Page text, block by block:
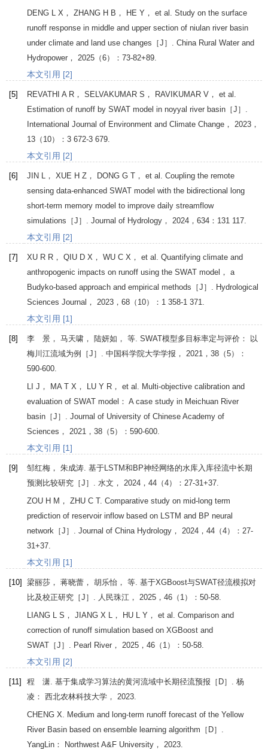
DENG
L X ， ZHANG H B ， HE Y ， et al. Study on the surface
runoff response in middle and upper section of niulan river basin
under climate and land use changes［J］. China Rural Water and
Hydropower ， 2025 （6）：73-82+89.
本文引用 [2]
[5] REVATHI A R ， SELVAKUMAR S ， RAVIKUMAR V ， et al.
Estimation of runoff by SWAT model in noyyal river basin［J］.
International Journal of Environment and Climate Change ， 2023 ，
13 （10）：3 672-3 679.
本文引用 [2]
[6] JIN ， XUE H Z ， DONG G T ， et al. Coupling the remote
sensing data-enhanced SWAT model with the bidirectional long
short-term memory model to improve daily streamflow
simulations［J］. Journal of Hydrology ， 2024 ， 634 ：131 117.
本文引用 [2]
[7] XU R R ， QIU D X ， WU C X ， et al. Quantifying climate and
anthropogenic impacts on runoff using the SWAT model， a
Budyko-based approach and empirical methods［J］.
Hydrological
Sciences Journal ， 2023 ， 68 （10）：1 358-1 371.
本文引用 [1]
[8]
李 景， 马天啸， 陆妍如， 等. SWAT模型多目标率定与评价： 以
梅川江流域为例［J］. 中国科学院大学学报 ， 2021 ， 38 （5）：
590-600.
J ， MA T X ， LU Y R ， et al. Multi-objective calibration and
evaluation of SWAT model： A case study in Meichuan River
basin［J］. Journal of University of Chinese Academy of
Sciences ， 2021 ， 38 （5）：590-600.
本文引用 [1]
[9]
邹红梅， 朱成涛. 基于LSTM和BP神经网络的水库入库径流中长期
预测比较研究［J］. 水文 ， 2024 ， 44 （4）：27-31+37.
ZOU H M ， ZHU C T. Comparative study on mid-long term
prediction of reservoir inflow based on LSTM and BP neural
network［J］. Journal of China Hydrology ， 2024 ， 44 （4）：27-
31+37.
本文引用 [1]
[10]
梁丽莎， 蒋晓蕾， 胡乐怡， 等. 基于XGBoost与SWAT径流模拟对
比及校正研究［J］.
人民珠江 ， 2025 ， 46 （1）：50-58.
LIANG
L S ， JIANG X L ， HU L Y ， et al. Comparison and
correction of runoff simulation based on XGBoost and
SWAT［J］.
Pearl River ， 2025 ， 46 （1）：50-58.
本文引用 [2]
[11]
程 潇. 基于集成学习算法的黄河流域中长期径流预报［D］. 杨
凌： 西北农林科技大学， 2023
CHENG X . Medium and long-term runoff forecast of the Yellow
River Basin based on ensemble learning algorithm［D］.
YangLin： Northwest A&F University， 2023